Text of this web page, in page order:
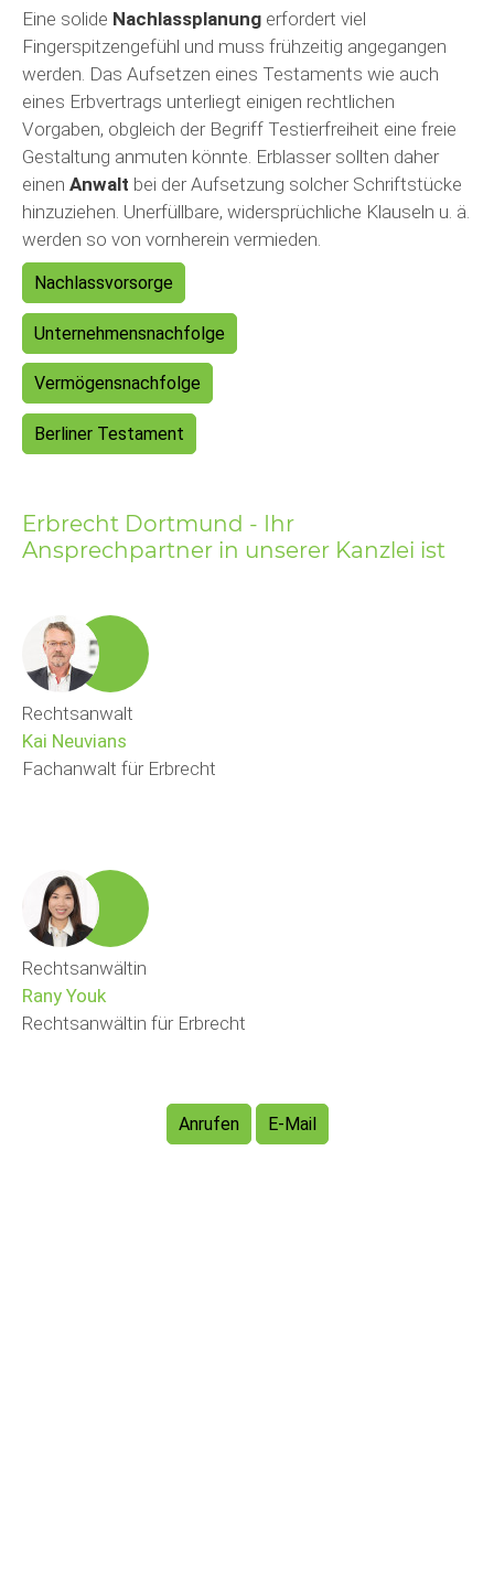
Eine solide Nachlassplanung erfordert viel
Fingerspitzengefühl und muss frühzeitig angegangen
werden. Das Aufsetzen eines Testaments wie auch
eines Erbvertrags unterliegt einigen rechtlichen
Vorgaben, obgleich der Begriff Testierfreiheit eine freie
Gestaltung anmuten könnte. Erblasser sollten daher
einen Anwalt bei der Aufsetzung solcher Schriftstücke
hinzuziehen. Unerfüllbare, widersprüchliche Klauseln u. ä.
werden so von vornherein vermieden.
Nachlassvorsorge
Unternehmensnachfolge
Vermögensnachfolge
Berliner Testament
Erbrecht Dortmund - Ihr
Ansprechpartner in unserer Kanzlei ist
Rechtsanwalt
Kai Neuvians
Fachanwalt für Erbrecht
Rechtsanwältin
Rany Youk
Rechtsanwältin für Erbrecht
Anrufen E-Mail